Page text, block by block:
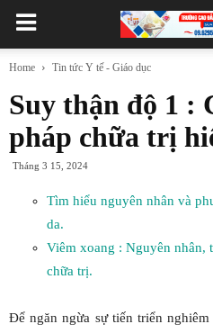
Home Tin tức Y tế - Giáo dục
Suy thận độ 1 :
pháp chữa trị
Tháng 3 15, 2024
Tìm hiểu nguyên nhân và
da.
Viêm xoang : Nguyên nhân,
chữa trị.
Để ngăn ngừa sự tiến triển